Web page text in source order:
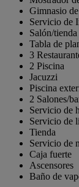
Gimnasio
Servicio de
Salón/
Tabla de
3
2 Piscina
Jacuzzi
Piscina
2 Salones/
Servicio de
Servicio de
Tienda
Servicio de
Caja fuerte
Ascensores
Baño de